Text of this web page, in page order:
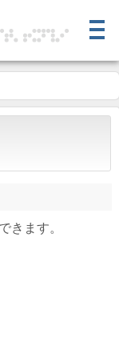
きます。